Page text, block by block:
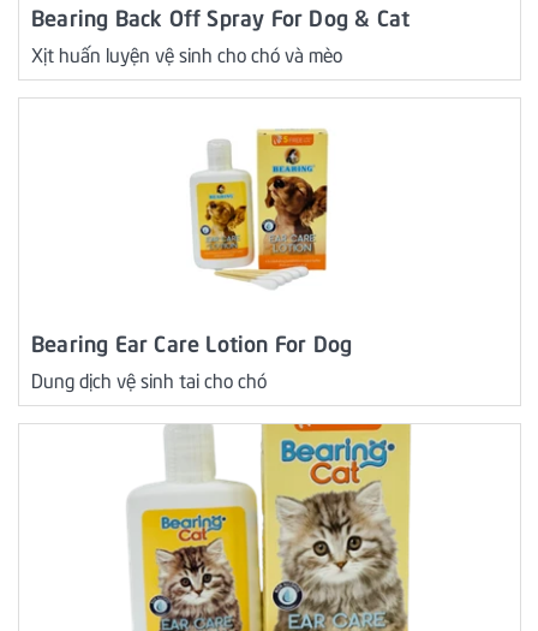
Bearing Back Off Spray For Dog & Cat
Xịt huấn luyện vệ sinh cho chó và mèo
Bearing Ear Care Lotion For Dog
Dung dịch vệ sinh tai cho chó